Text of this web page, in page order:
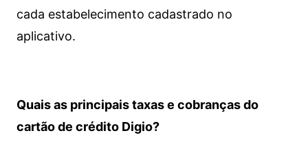
cada estabelecimento cadastrado no
aplicativo.
Quais as principais taxas e cobranças do
cartão de crédito Digio?